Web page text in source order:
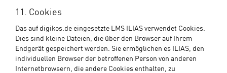
11. Cookies
Das auf digikos.de eingesetzte LMS ILIAS verwendet Cookies.
Dies sind kleine Dateien, die über den Browser auf Ihrem
Endgerät gespeichert werden. Sie ermöglichen es ILIAS, den
individuellen Browser der betroffenen Person von anderen
Internetbrowsern, die andere Cookies enthalten, zu